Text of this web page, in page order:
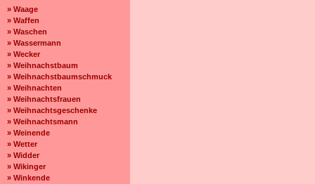
» Waage
» Waffen
» Waschen
» Wassermann
» Wecker
» Weihnachstbaum
» Weihnachstbaumschmuck
» Weihnachten
» Weihnachtsfrauen
» Weihnachtsgeschenke
» Weihnachtsmann
» Weinende
» Wetter
» Widder
» Wikinger
» Winkende